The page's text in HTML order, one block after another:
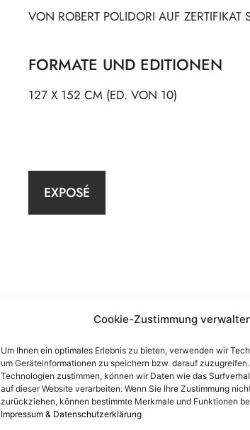
Cookie-Zustimmung
Um Ihnen ein optimales Erlebnis zu bieten, verwenden wir
um Geräteinformationen zu speichern bzw. darauf
Technologien zustimmen, können wir Daten wie das
auf dieser Website verarbeiten. Wenn Sie Ihre Zustimmung
zurückziehen, können bestimmte Merkmale und Funktionen
Impressum & Datenschutzerklärung
VON ROBERT POLIDORI AUF ZERTIFIKAT
FORMATE UND EDITIONEN
127 X 152 CM (ED. VON 10)
EXPOSÉ